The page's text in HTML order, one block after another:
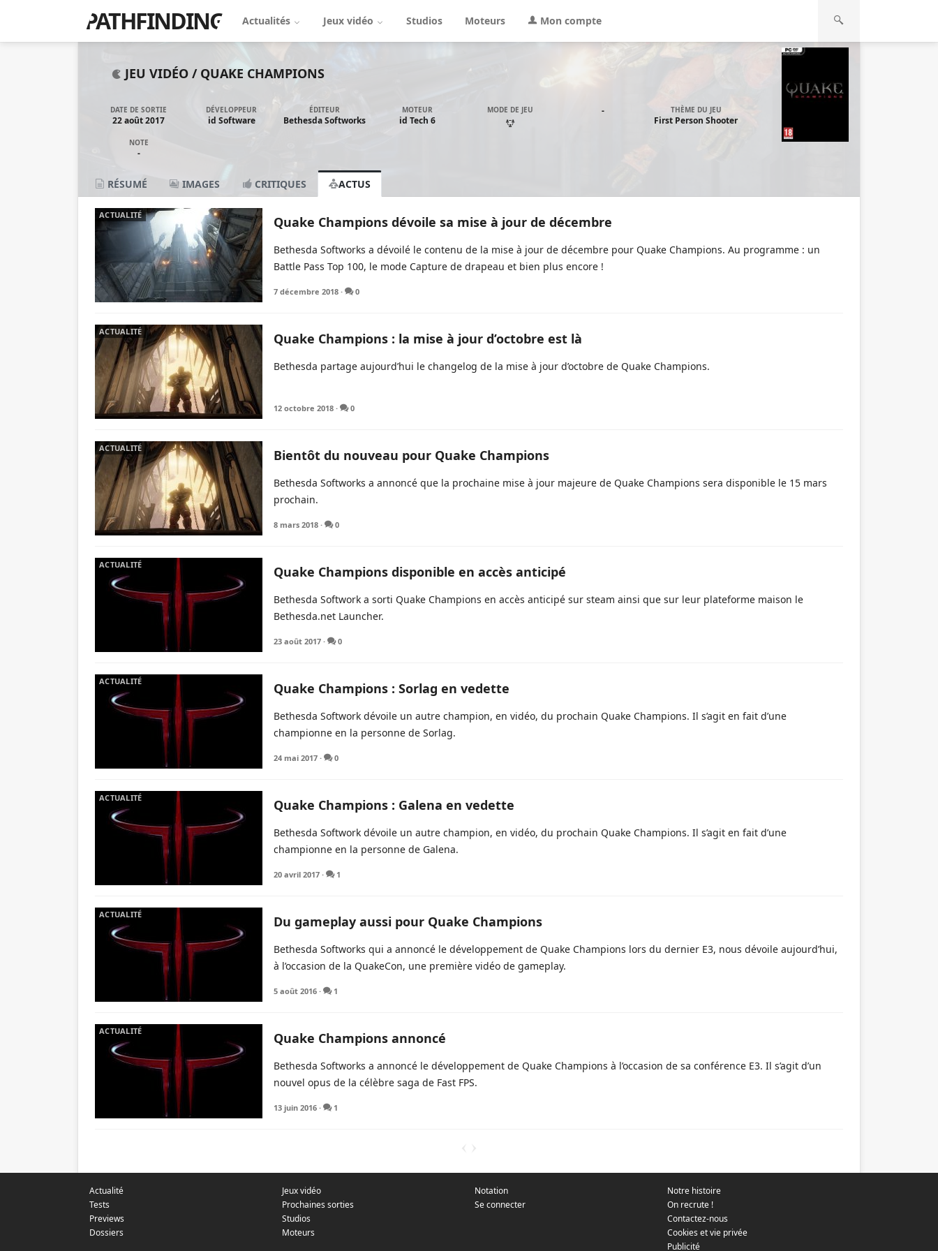
PATHFINDING Actualités Jeux vidéo Studios Moteurs Mon compte
JEU VIDÉO / QUAKE CHAMPIONS
DATE DE SORTIE
22 août 2017
DÉVELOPPEUR
id Software
ÉDITEUR
Bethesda Softworks
MOTEUR
id Tech 6
MODE DE JEU - THÈME DU JEU
First Person Shooter
NOTE
-
RÉSUMÉ IMAGES CRITIQUES ACTUS
ACTUALITÉ Quake Champions dévoile sa mise à jour de décembre
Bethesda Softworks a dévoilé le contenu de la mise à jour de décembre pour Quake Champions. Au programme : un
Battle Pass Top 100, le mode Capture de drapeau et bien plus encore !
7 décembre 2018 · 0
ACTUALITÉ Quake Champions : la mise à jour d’octobre est là
Bethesda partage aujourd’hui le changelog de la mise à jour d’octobre de Quake Champions.
12 octobre 2018 · 0
ACTUALITÉ Bientôt du nouveau pour Quake Champions
Bethesda Softworks a annoncé que la prochaine mise à jour majeure de Quake Champions sera disponible le 15 mars
prochain.
8 mars 2018 · 0
ACTUALITÉ Quake Champions disponible en accès anticipé
Bethesda Softwork a sorti Quake Champions en accès anticipé sur steam ainsi que sur leur plateforme maison le
Bethesda.net Launcher.
23 août 2017 · 0
ACTUALITÉ Quake Champions : Sorlag en vedette
Bethesda Softwork dévoile un autre champion, en vidéo, du prochain Quake Champions. Il s’agit en fait d’une
championne en la personne de Sorlag.
24 mai 2017 · 0
ACTUALITÉ Quake Champions : Galena en vedette
Bethesda Softwork dévoile un autre champion, en vidéo, du prochain Quake Champions. Il s’agit en fait d’une
championne en la personne de Galena.
20 avril 2017 · 1
ACTUALITÉ Du gameplay aussi pour Quake Champions
Bethesda Softworks qui a annoncé le développement de Quake Champions lors du dernier E3, nous dévoile aujourd’hui,
à l’occasion de la QuakeCon, une première vidéo de gameplay.
5 août 2016 · 1
ACTUALITÉ Quake Champions annoncé
Bethesda Softworks a annoncé le développement de Quake Champions à l’occasion de sa conférence E3. Il s’agit d’un
nouvel opus de la célèbre saga de Fast FPS.
13 juin 2016 · 1
Actualité
Tests
Previews
Dossiers
Jeux vidéo
Prochaines sorties
Studios
Moteurs
Notation
Se connecter
Notre histoire
On recrute !
Contactez-nous
Cookies et vie privée
Publicité